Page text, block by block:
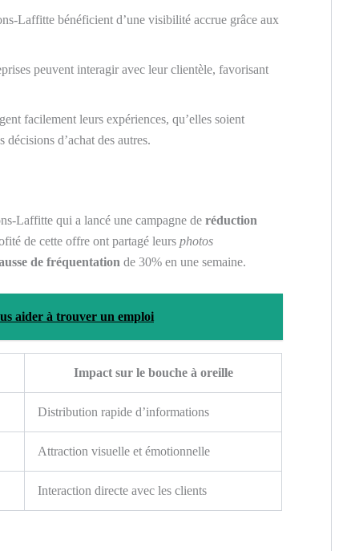
Laffitte bénéficient d’une visibilité accrue grâce aux
peuvent interagir avec leur clientèle, favorisant
facilement leurs expériences, qu’elles soient
d’achat des autres.
Laffitte qui a lancé une campagne de réduction
de cette offre ont partagé leurs photos
de fréquentation de 30% en une semaine.
aider à trouver un emploi
Impact sur le bouche à oreille
Distribution rapide d’informations
Attraction visuelle et émotionnelle
Interaction directe avec les clients